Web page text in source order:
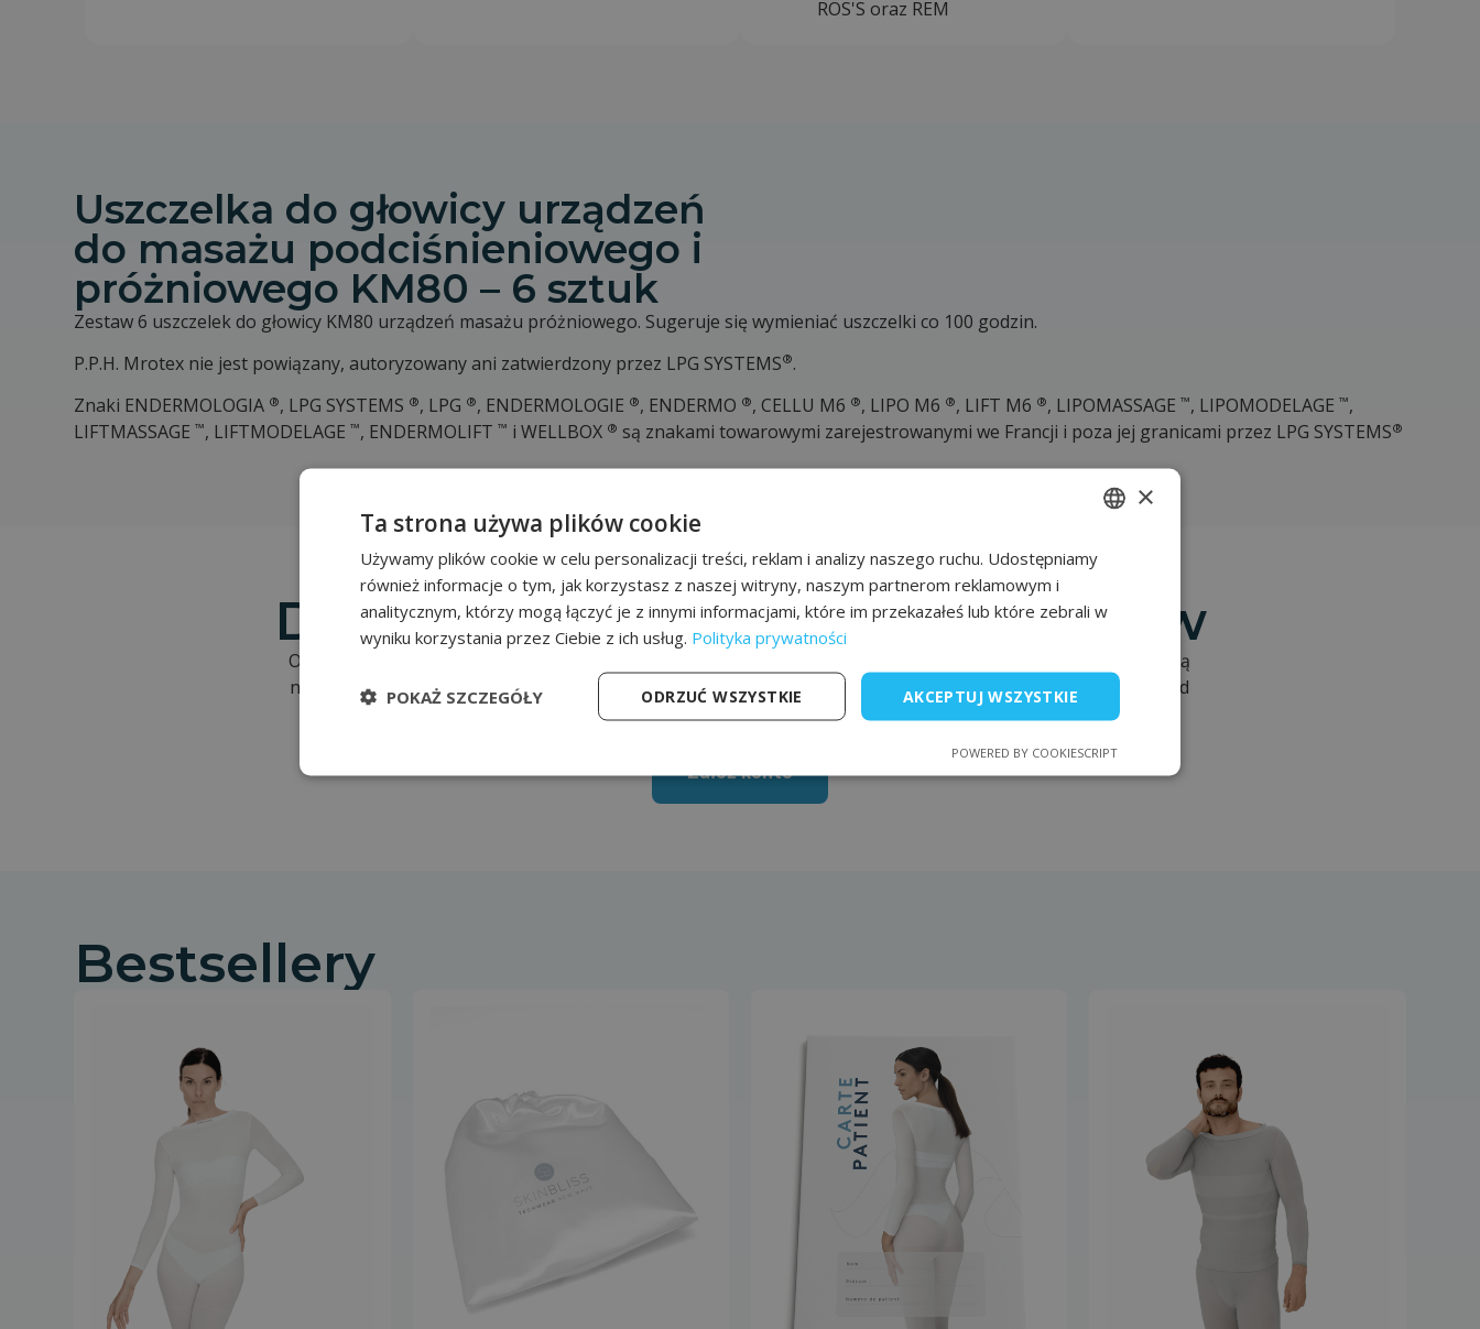
RÖS'S oraz REM
Uszczelka do głowicy urządzeń
do masażu podciśnieniowego i
próżniowego KM80 – 6 sztuk
Zestaw 6 uszczelek do głowicy KM80 urządzeń masażu próżniowego. Sugeruje się wymieniać uszczelki co 100 godzin.
P.P.H. Mrotex nie jest powiązany, autoryzowany ani zatwierdzony przez LPG SYSTEMS®.
Znaki ENDERMOLOGIA ®, LPG SYSTEMS ®, LPG ®, ENDERMOLOGIE ®, ENDERMO ®, CELLU M6 ®, LIPO M6 ®, LIFT M6 ®, LIPOMASSAGE™, LIPOMODELAGE™,
LIFTMASSAGE™, LIFTMODELAGE™, ENDERMOLIFT™ i WELLBOX ® są znakami towarowymi zarejestrowanymi we Francji i poza jej granicami przez LPG SYSTEMS®
Dołącz do grona naszych klientów
Oferowane przez nas wyposażenie do salonu i gabinetu jest najwyższej jakości i charakteryzuje się najwyższą
niezawodnością. Uzupełnieniem oferty są profesjonalne meble brytyjskiej firmy REM której fabryka od ponad
100 działa w północnej Anglii.
Załóż konto
Bestsellery
POLISH
×
Ta strona używa plików cookie
Używamy plików cookie w celu personalizacji treści, reklam i analizy naszego ruchu. Udostępniamy
również informacje o tym, jak korzystasz z naszej witryny, naszym partnerom reklamowym i
analitycznym, którzy mogą łączyć je z innymi informacjami, które im przekazałeś lub które zebrali w
wyniku korzystania przez Ciebie z ich usług. Polityka prywatności
AKCEPTUJ WSZYSTKIE
ODRZUĆ WSZYSTKIE
POKAŻ SZCZEGÓŁY
POWERED BY COOKIESCRIPT